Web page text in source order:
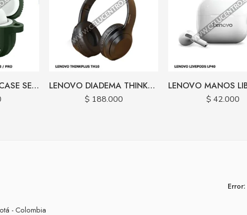
SPIGEN AIRPODS CASE SERIE 1 / 2 / 3 / PRO LENOVO DIADEMA THINKPLUS HEADPHONE TH10
$ 188.000 $ 42.000
- Colombia
Error: